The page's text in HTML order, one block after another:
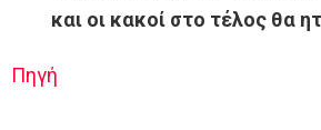
και οι κακοί στο τέλος θα
Πηγή